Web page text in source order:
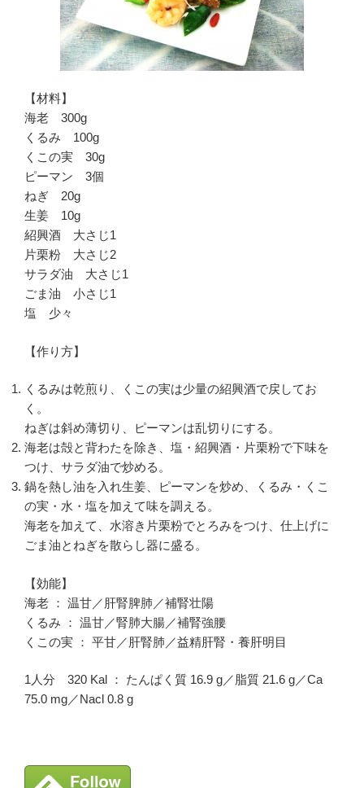
【材料】
海老 300g
くるみ 100g
くこの実 30g
ピーマン 3個
ねぎ 20g
生姜 10g
紹興酒 大さじ1
片栗粉 大さじ2
サラダ油 大さじ1
ごま油 小さじ1
塩 少々
【作り方】
くるみは乾煎り、くこの実は少量の紹興酒で戻してお
く。
ねぎは斜め薄切り、ピーマンは乱切りにする。
海老は殻と背わたを除き、塩・紹興酒・片栗粉で下味を
つけ、サラダ油で炒める。
鍋を熱し油を入れ生姜、ピーマンを炒め、くるみ・くこ
の実・水・塩を加えて味を調える。
海老を加えて、水溶き片栗粉でとろみをつけ、仕上げに
ごま油とねぎを散らし器に盛る。
【効能】
海老 ： 温甘／肝腎脾肺／補腎壮陽
くるみ ： 温甘／腎肺大腸／補腎強腰
くこの実 ： 平甘／肝腎肺／益精肝腎・養肝明目
1人分 320 Kal ： たんぱく質 16.9 g／脂質 21.6 g／Ca
75.0 mg／Nacl 0.8 g